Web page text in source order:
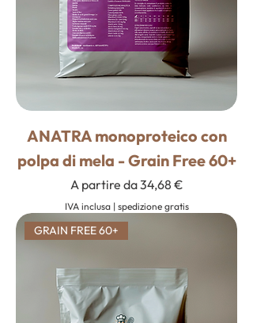
ANATRA monoproteico con
polpa di mela - Grain Free 60+
A partire da34,68 €
Prezzo scontato
IVA inclusa| spedizione gratis
GRAIN FREE 60+